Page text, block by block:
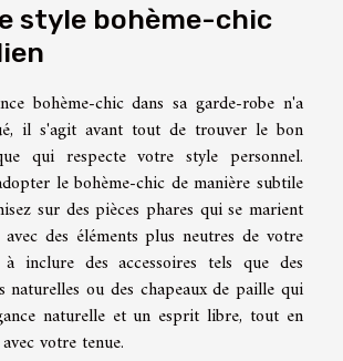
style bohème-chic
bohème-chic dans sa garde-robe n'a
il s'agit avant tout de trouver le bon
qui respecte votre style personnel.
le bohème-chic de manière subtile
sur des pièces phares qui se marient
avec des éléments plus neutres de votre
à inclure des accessoires tels que des
naturelles ou des chapeaux de paille qui
naturelle et un esprit libre, tout en
votre tenue.